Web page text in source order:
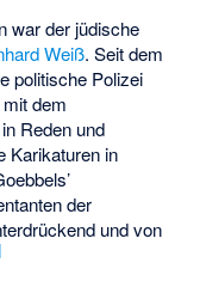
war der jüdische
Weiß. Seit dem
politische Polizei
dem
Reden und
Karikaturen in
der
und von